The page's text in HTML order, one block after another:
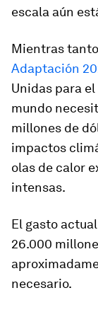
escala aún
Mientras
Adaptación
Unidas para
mundo
millones de
impactos
olas de calor
intensas.
El gasto
26.000
necesario.